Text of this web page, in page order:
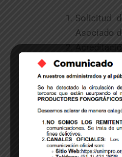
Solicitud
Asociado
El
02) los